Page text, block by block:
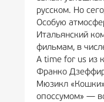
русском. Но
Особую
Итальянский
фильмам, в
A time for us из
Франко
Мюзикл
опоссумом» —